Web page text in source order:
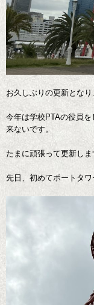
お久しぶりの更新となり
今年は学校PTAの役員
来ないです。
たまに頑張って更新しま
先日、初めてポートタワ